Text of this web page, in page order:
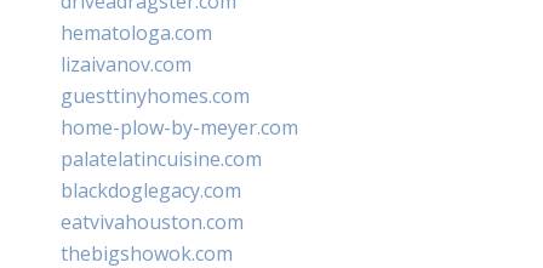
hematologa.com
lizaivanov.com
guesttinyhomes.com
home-plow-by-meyer.com
palatelatincuisine.com
blackdoglegacy.com
eatvivahouston.com
thebigshowok.com